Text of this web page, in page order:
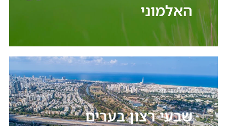
האלמוני
שבעי רצון בערים